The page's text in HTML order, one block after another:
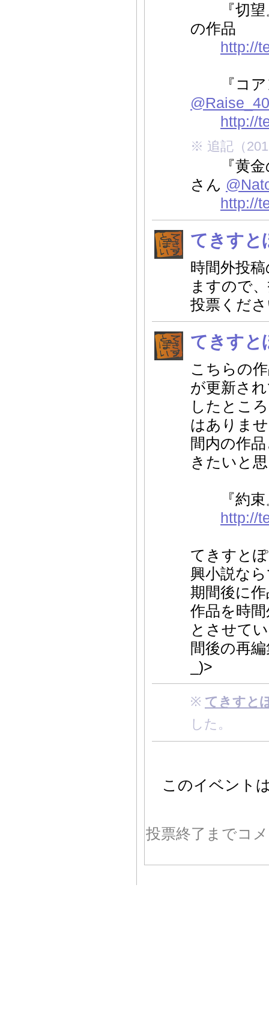
『切望
の作品
http://
『コア
http://
※ 追記（
『黄金
さん
http://
てきすと
時間外投
ますので
投票くだ
てきすと
こちらの
が更新さ
したとこ
はありま
間内の作
きたいと
『約束
http://
てきすと
興小説な
期間後に
作品を時
とさせて
間後の再
_)>
※ てきすと
した。
このイベント
投票終了までコ